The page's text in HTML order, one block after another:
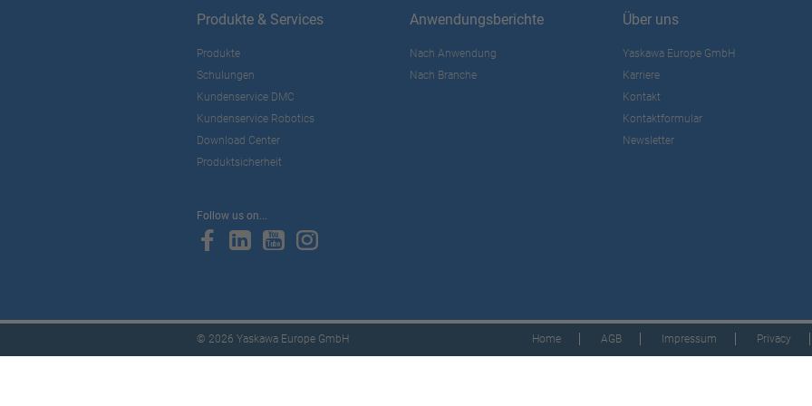
Produkte & Services
Produkte
Schulungen
Kundenservice DMC
Kundenservice Robotics
Download Center
Produktsicherheit
Anwendungsberichte
Nach Anwendung
Nach Branche
Über uns
Yaskawa Europe GmbH
Karriere
Kontakt
Kontaktformular
Newsletter
Follow us on...
© 2026 Yaskawa Europe GmbH Home AGB Impressum Privacy